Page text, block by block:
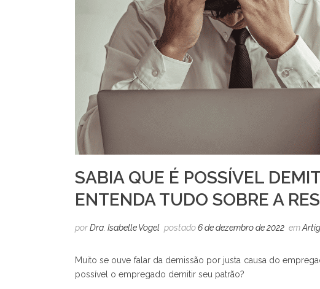
SABIA QUE É POSSÍVEL
ENTENDA TUDO SOBRE A
porDra. Isabelle Vogel postado6 de dezembro de 2022 em
Muito se ouve falar da demissão por justa causa do
possível o empregado demitir seu patrão?